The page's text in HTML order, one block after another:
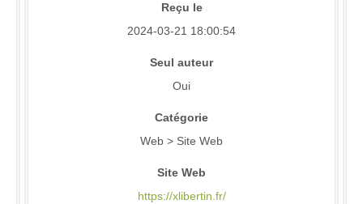
Reçu le
2024-03-21 18:00:54
Seul auteur
Oui
Catégorie
Web > Site Web
Site Web
https://xlibertin.fr/